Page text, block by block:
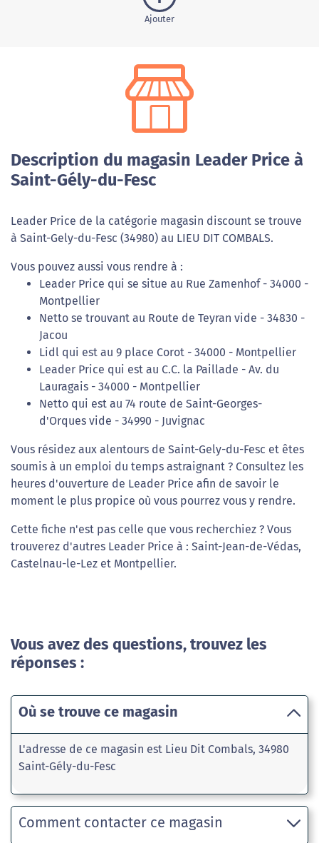
Ajouter
Description du magasin Leader Price à
Saint-Gély-du-Fesc
Leader Price de la catégorie magasin discount se trouve
à Saint-Gely-du-Fesc (34980) au LIEU DIT COMBALS.
Vous pouvez aussi vous rendre à :
Leader Price qui se situe au Rue Zamenhof - 34000 -
Montpellier
Netto se trouvant au Route de Teyran vide - 34830 -
Jacou
Lidl qui est au 9 place Corot - 34000 - Montpellier
Leader Price qui est au C.C. la Paillade - Av. du
Lauragais - 34000 - Montpellier
Netto qui est au 74 route de Saint-Georges-
d'Orques vide - 34990 - Juvignac
Vous résidez aux alentours de Saint-Gely-du-Fesc et êtes
soumis à un emploi du temps astraignant ? Consultez les
heures d'ouverture de Leader Price afin de savoir le
moment le plus propice où vous pourrez vous y rendre.
Cette fiche n'est pas celle que vous recherchiez ? Vous
trouverez d'autres Leader Price à : Saint-Jean-de-Védas,
Castelnau-le-Lez et Montpellier.
Vous avez des questions, trouvez les
réponses :
Où se trouve ce magasin
L'adresse de ce magasin est Lieu Dit Combals, 34980
Saint-Gély-du-Fesc
Comment contacter ce magasin